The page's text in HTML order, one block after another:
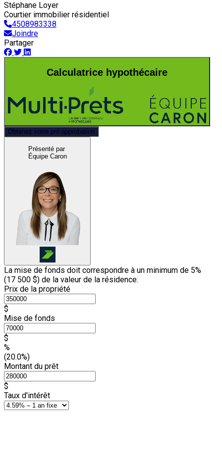
Stéphane Loyer
Courtier immobilier résidentiel
4508983338
Joindre
Partager
Calculatrice hypothécaire
Obtenez votre pré-approbation
Présenté par
Équipe Caron
La mise de fonds doit correspondre à un minimum de 5%
(17 500 $) de la valeur de la résidence.
Prix de la propriété
$
Mise de fonds
$
%
(20.0%)
Montant du prêt
$
Taux d'intérêt